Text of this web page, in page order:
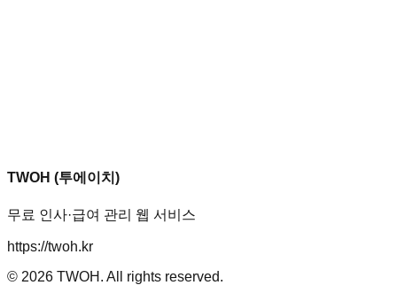
TWOH (투에이치)
무료 인사·급여 관리 웹 서비스
https://twoh.kr
© 2026 TWOH. All rights reserved.